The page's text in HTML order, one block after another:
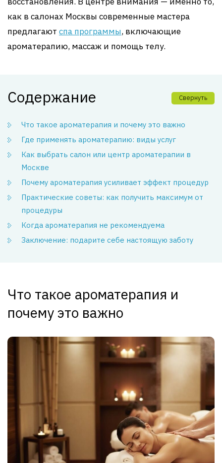
как в салонах Москвы современные мастера
предлагают спа программы, включающие
ароматерапию, массаж и помощь телу.
Содержание Свернуть
Что такое ароматерапия и почему это важно
Где применять ароматерапию: виды услуг
Как выбрать салон или центр ароматерапии в
Москве
Почему ароматерапия усиливает эффект процедур
Практические советы: как получить максимум от
процедуры
Когда ароматерапия не рекомендуема
Заключение: подарите себе настоящую заботу
Что такое ароматерапия и
почему это важно